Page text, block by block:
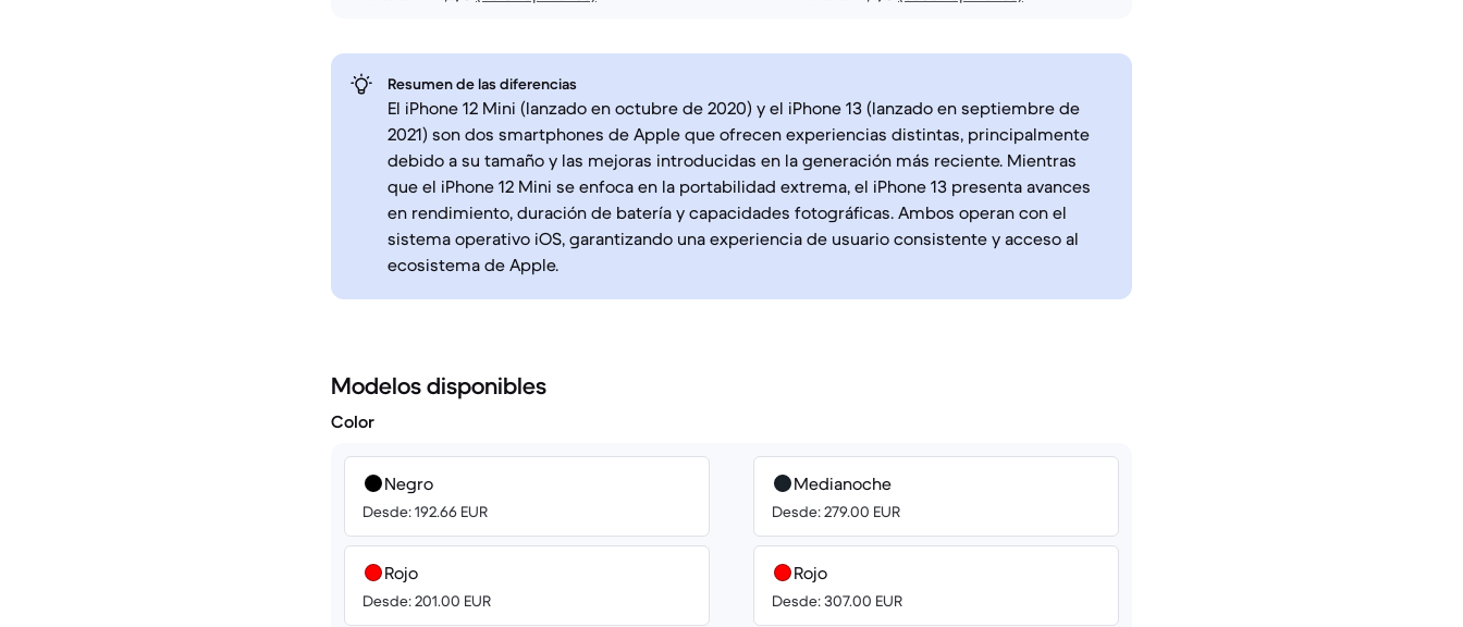
Resumen de las diferencias
El iPhone 12 Mini (lanzado en octubre de 2020) y el iPhone 13 (lanzado en septiembre de
2021) son dos smartphones de Apple que ofrecen experiencias distintas, principalmente
debido a su tamaño y las mejoras introducidas en la generación más reciente. Mientras
que el iPhone 12 Mini se enfoca en la portabilidad extrema, el iPhone 13 presenta avances
en rendimiento, duración de batería y capacidades fotográficas. Ambos operan con el
sistema operativo iOS, garantizando una experiencia de usuario consistente y acceso al
ecosistema de Apple.
Modelos disponibles
Color
Negro
Desde: 192.66 EUR
Rojo
Desde: 201.00 EUR
Medianoche
Desde: 279.00 EUR
Rojo
Desde: 307.00 EUR